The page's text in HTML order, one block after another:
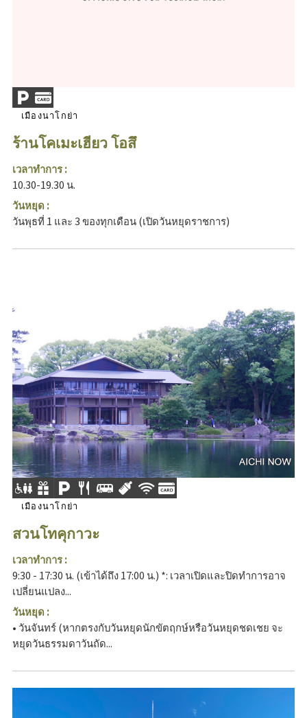
เมืองนาโกย่า
ร้านโคเมะเฮียว โอสึ
เวลาทำการ :
10.30-19.30 น.
วันหยุด :
วันพุธที่ 1 และ 3 ของทุกเดือน (เปิดวันหยุดราชการ)
เมืองนาโกย่า
สวนโทคุกาวะ
เวลาทำการ :
9:30 - 17:30 น. (เข้าได้ถึง 17:00 น.) *: เวลาเปิดและปิดทำการอาจ
เปลี่ยนแปลง...
วันหยุด :
• วันจันทร์ (หากตรงกับวันหยุดนักขัตฤกษ์หรือวันหยุดชดเชย จะ
หยุดวันธรรมดาวันถัด...